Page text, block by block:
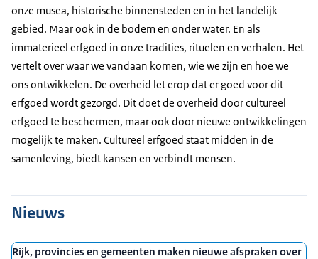
onze musea, historische binnensteden en in het landelijk
gebied. Maar ook in de bodem en onder water. En als
immaterieel erfgoed in onze tradities, rituelen en verhalen. Het
vertelt over waar we vandaan komen, wie we zijn en hoe we
ons ontwikkelen. De overheid let erop dat er goed voor dit
erfgoed wordt gezorgd. Dit doet de overheid door cultureel
erfgoed te beschermen, maar ook door nieuwe ontwikkelingen
mogelijk te maken. Cultureel erfgoed staat midden in de
samenleving, biedt kansen en verbindt mensen.
Nieuws
Rijk, provincies en gemeenten maken nieuwe afspraken over